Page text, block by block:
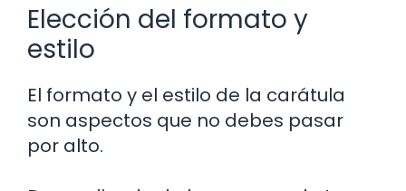
Elección del formato y
estilo
El formato y el estilo de la carátula
son aspectos que no debes pasar
por alto.